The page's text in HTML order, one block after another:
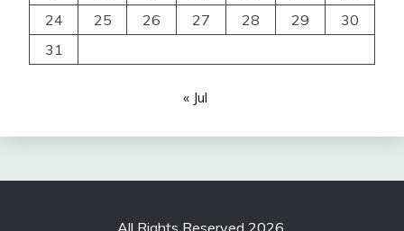
24
25 26 27 28 29
30
31
« Jul
All Rights Reserved 2026.